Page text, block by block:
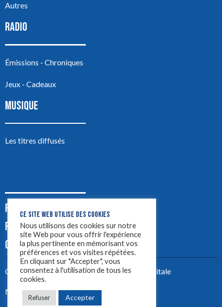
Autres
RADIO
Émissions - Chroniques
Jeux - Cadeaux
MUSIQUE
Les titres diffusés
PODCASTS
PUB
CONTACT
Créez votre site avecYellowtie – Agence Digitale
Mentions légales
CE SITE WEB UTILISE DES COOKIES
Nous utilisons des cookies sur notre
site Web pour vous offrir l'expérience
la plus pertinente en mémorisant vos
préférences et vos visites répétées.
En cliquant sur "Accepter", vous
consentez à l'utilisation de tous les
cookies.
Refuser Accepter